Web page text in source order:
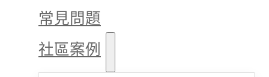
常見問題
社區案例